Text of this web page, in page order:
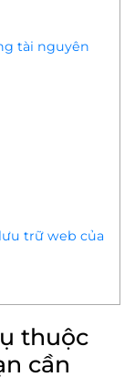
tài nguyên
trữ web của
thuộc
cần